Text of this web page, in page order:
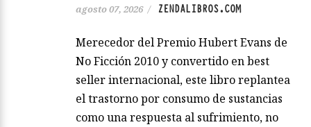
agosto 07, 2026 / ZENDALIBROS.COM
Merecedor del Premio Hubert Evans de
No Ficción 2010 y convertido en best
seller internacional, este libro replantea
el trastorno por consumo de sustancias
como una respuesta al sufrimiento, no